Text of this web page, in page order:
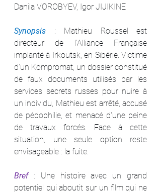
Danila VOROBYEV, Igor JIJIKINE
Synopsis : Mathieu Roussel est
directeur de l'Alliance Française
implanté à Irkoutsk, en Sibérie. Victime
d'un Kompromat, un dossier constitué
de faux documents utilisés par les
services secrets russes pour nuire à
un individu, Mathieu est arrêté, accusé
de pédophilie, et menacé d'une peine
de travaux forcés. Face à cette
situation, une seule option reste
envisageable : la fuite.
Bref : Une histoire avec un grand
potentiel qui aboutit sur un film qui ne